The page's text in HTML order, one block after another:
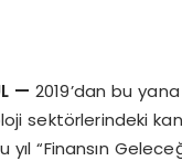
— 2019’dan bu
sektörlerindeki
yıl “Finansın